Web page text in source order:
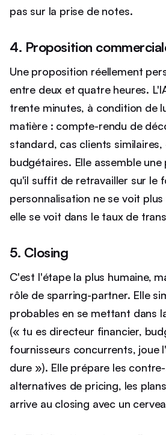
pas sur la prise de notes.
4. Proposition
Une proposition réellement
entre deux et quatre heures.
trente minutes, à condition de
matière : compte-rendu de
standard, cas clients
budgétaires. Elle assemble
qu'il suffit de retravailler sur le
personnalisation ne se voit
elle se voit dans le taux de
5. Closing
C'est l'étape la plus humaine,
rôle de sparring-partner. Elle
probables en se mettant dans
(« tu es directeur financier,
fournisseurs concurrents, joue
dure »). Elle prépare les
alternatives de pricing, les
arrive au closing avec un